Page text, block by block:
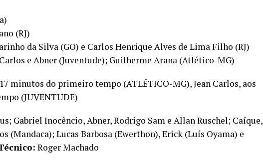
(RJ)
da Silva (GO) e Carlos Henrique Alves de Lima Filho (RJ)
Carlos e Abner (Juventude); Guilherme Arana (Atlético-MG)
minutos do primeiro tempo (ATLÉTICO-MG), Jean Carlos, aos
(JUVENTUDE)
Gabriel Inocêncio, Abner, Rodrigo Sam e Allan Ruschel; Caíque,
(Mandaca); Lucas Barbosa (Ewerthon), Erick (Luís Oyama) e
Roger Machado